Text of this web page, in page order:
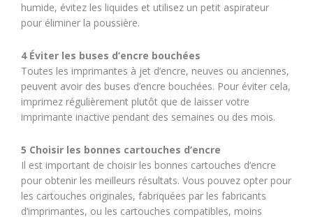
humide, évitez les liquides et utilisez un petit aspirateur
pour éliminer la poussière.
4 Éviter les buses d’encre bouchées
Toutes les imprimantes à jet d’encre, neuves ou anciennes,
peuvent avoir des buses d’encre bouchées. Pour éviter cela,
imprimez régulièrement plutôt que de laisser votre
imprimante inactive pendant des semaines ou des mois.
5 Choisir les bonnes cartouches d’encre
Il est important de choisir les bonnes cartouches d’encre
pour obtenir les meilleurs résultats. Vous pouvez opter pour
les cartouches originales, fabriquées par les fabricants
d’imprimantes, ou les cartouches compatibles, moins